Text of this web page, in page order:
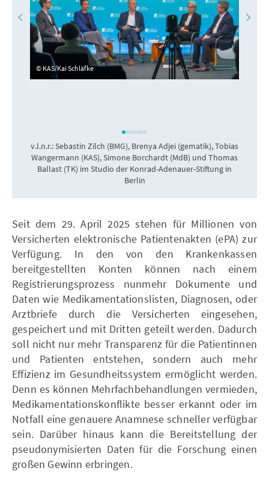
KAS/Kai Schläfke
v.l.n.r.: Sebastin Zilch (BMG), Brenya Adjei (gematik), Tobias
Wangermann (KAS), Simone Borchardt (MdB) und Thomas
Ballast (TK) im Studio der Konrad-Adenauer-Stiftung in
Berlin
Seit dem 29. April 2025 stehen für Millionen von
Versicherten elektronische Patientenakten (ePA) zur
Verfügung. In den von den Krankenkassen
bereitgestellten Konten können nach einem
Registrierungsprozess nunmehr Dokumente und
Daten wie Medikamentationslisten, Diagnosen, oder
Arztbriefe durch die Versicherten eingesehen,
gespeichert und mit Dritten geteilt werden. Dadurch
soll nicht nur mehr Transparenz für die Patientinnen
und Patienten entstehen, sondern auch mehr
Effizienz im Gesundheitssystem ermöglicht werden.
Denn es können Mehrfachbehandlungen vermieden,
Medikamentationskonflikte besser erkannt oder im
Notfall eine genauere Anamnese schneller verfügbar
sein. Darüber hinaus kann die Bereitstellung der
pseudonymisierten Daten für die Forschung einen
großen Gewinn erbringen.